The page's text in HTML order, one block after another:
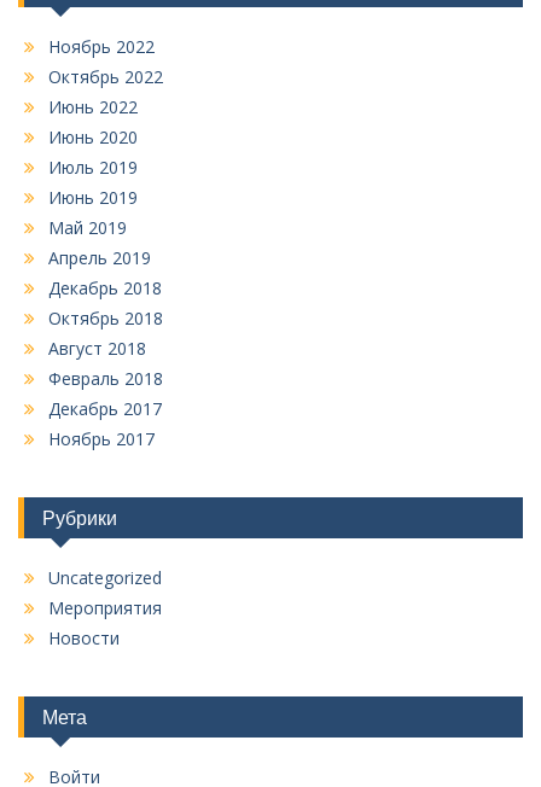
Ноябрь 2022
Октябрь 2022
Июнь 2022
Июнь 2020
Июль 2019
Июнь 2019
Май 2019
Апрель 2019
Декабрь 2018
Октябрь 2018
Август 2018
Февраль 2018
Декабрь 2017
Ноябрь 2017
Рубрики
Uncategorized
Мероприятия
Новости
Мета
Войти